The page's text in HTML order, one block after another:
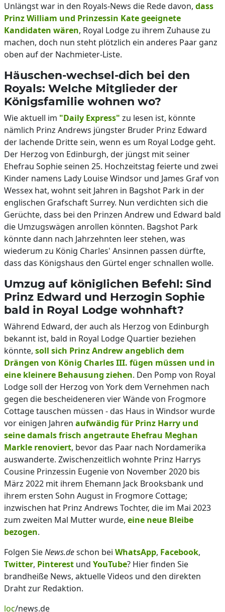
Unlängst war in den Royals-News die Rede davon, dass
Prinz William und Prinzessin Kate geeignete
Kandidaten wären, Royal Lodge zu ihrem Zuhause zu
machen, doch nun steht plötzlich ein anderes Paar ganz
oben auf der Nachmieter-Liste.
Häuschen-wechsel-dich bei den
Royals: Welche Mitglieder der
Königsfamilie wohnen wo?
Wie aktuell im "Daily Express" zu lesen ist, könnte
nämlich Prinz Andrews jüngster Bruder Prinz Edward
der lachende Dritte sein, wenn es um Royal Lodge geht.
Der Herzog von Edinburgh, der jüngst mit seiner
Ehefrau Sophie seinen 25. Hochzeitstag feierte und zwei
Kinder namens Lady Louise Windsor und James Graf von
Wessex hat, wohnt seit Jahren in Bagshot Park in der
englischen Grafschaft Surrey. Nun verdichten sich die
Gerüchte, dass bei den Prinzen Andrew und Edward bald
die Umzugswägen anrollen könnten. Bagshot Park
könnte dann nach Jahrzehnten leer stehen, was
wiederum zu König Charles' Ansinnen passen dürfte,
dass das Königshaus den Gürtel enger schnallen wolle.
Umzug auf königlichen Befehl: Sind
Prinz Edward und Herzogin Sophie
bald in Royal Lodge wohnhaft?
Während Edward, der auch als Herzog von Edinburgh
bekannt ist, bald in Royal Lodge Quartier beziehen
könnte, soll sich Prinz Andrew angeblich dem
Drängen von König Charles III. fügen müssen und in
eine kleinere Behausung ziehen. Den Pomp von Royal
Lodge soll der Herzog von York dem Vernehmen nach
gegen die bescheideneren vier Wände von Frogmore
Cottage tauschen müssen - das Haus in Windsor wurde
vor einigen Jahren aufwändig für Prinz Harry und
seine damals frisch angetraute Ehefrau Meghan
Markle renoviert, bevor das Paar nach Nordamerika
auswanderte. Zwischenzeitlich wohnte Prinz Harrys
Cousine Prinzessin Eugenie von November 2020 bis
März 2022 mit ihrem Ehemann Jack Brooksbank und
ihrem ersten Sohn August in Frogmore Cottage;
inzwischen hat Prinz Andrews Tochter, die im Mai 2023
zum zweiten Mal Mutter wurde, eine neue Bleibe
bezogen.
Folgen SieNews.deschon bei WhatsApp, Facebook,
Twitter, Pinterest und YouTube? Hier finden Sie
brandheiße News, aktuelle Videos und den direkten
Draht zur Redaktion.
loc/news.de